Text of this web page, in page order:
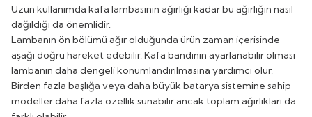
Uzun kullanımda kafa lambasının ağırlığı kadar bu ağırlığın nasıl
dağıldığı da önemlidir.
Lambanın ön bölümü ağır olduğunda ürün zaman içerisinde
aşağı doğru hareket edebilir. Kafa bandının ayarlanabilir olması
lambanın daha dengeli konumlandırılmasına yardımcı olur.
Birden fazla başlığa veya daha büyük batarya sistemine sahip
modeller daha fazla özellik sunabilir ancak toplam ağırlıkları da